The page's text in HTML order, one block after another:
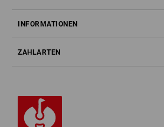
INFORMATIONEN
ZAHLARTEN